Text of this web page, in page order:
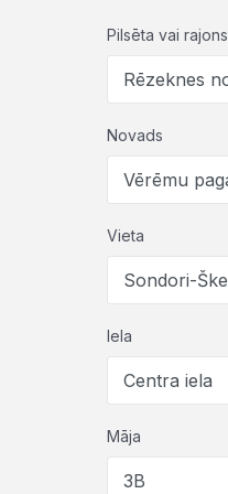
Pilsēta vai rajons
Novads
Vieta
Iela
Māja